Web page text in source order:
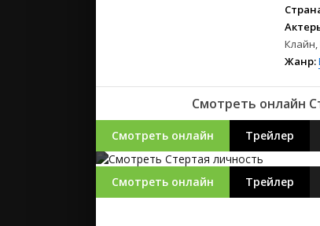
Жанр:
Смотреть онлайн
Смотреть онлайн Трейлер
Смотреть онлайн Трейлер